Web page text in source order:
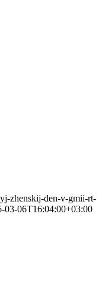
zhenskij-den-v-gmii-rt-
03-06T16:04:00+03:00